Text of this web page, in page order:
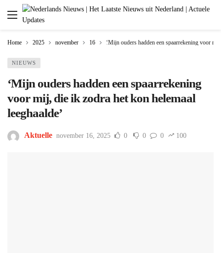
Home 2025 november 16 ‘Mijn ouders hadden een spaarrekening voor
NIEUWS
‘Mijn ouders hadden een spaarrekening
voor mij, die ik zodra het kon helemaal
leeghaalde’
Aktuelle november 16, 2025 0 0 0 100